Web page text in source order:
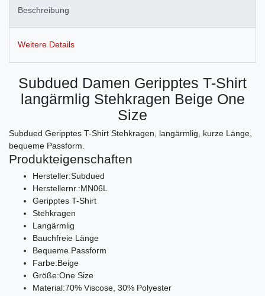
Beschreibung
Weitere Details
Subdued Damen Geripptes T-Shirt
langärmlig Stehkragen Beige One
Size
Subdued Geripptes T-Shirt Stehkragen, langärmlig, kurze Länge,
bequeme Passform.
Produkteigenschaften
Hersteller:Subdued
Herstellernr.:MN06L
Geripptes T-Shirt
Stehkragen
Langärmlig
Bauchfreie Länge
Bequeme Passform
Farbe:Beige
Größe:One Size
Material:70% Viscose, 30% Polyester